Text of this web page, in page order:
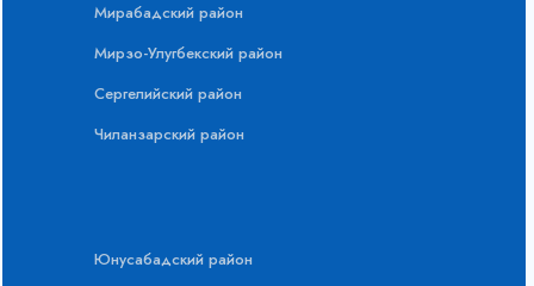
Мирабадский район
Мирзо-Улугбекский район
Сергелийский район
Чиланзарский район
Юнусабадский район